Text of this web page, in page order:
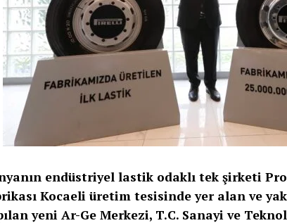
endüstriyel lastik odaklı tek şirketi
Kocaeli üretim tesisinde yer alan ve
yeni Ar-Ge Merkezi, T.C. Sanayi ve